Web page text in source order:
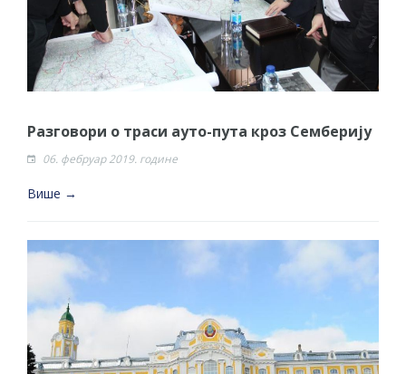
Разговори о траси ауто-пута кроз Семберију
06. фебруар 2019. године
Више →